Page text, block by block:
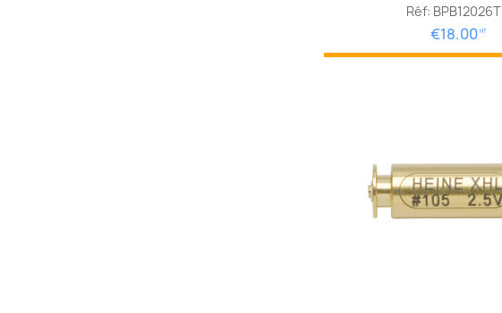
Réf: BPB12026T
€18.00 HT